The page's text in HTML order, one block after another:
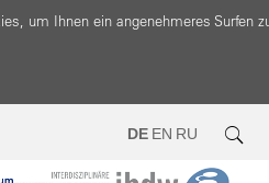
um Ihnen ein angenehmeres Surfen
DE EN RU